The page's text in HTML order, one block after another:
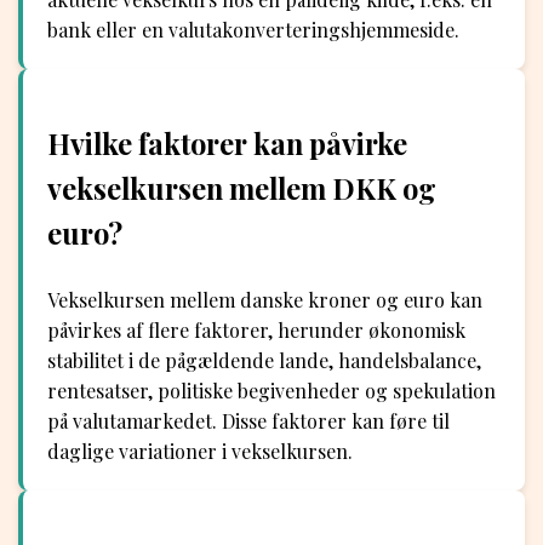
bank eller en valutakonverteringshjemmeside.
Hvilke faktorer kan påvirke
vekselkursen mellem DKK og
euro?
Vekselkursen mellem danske kroner og euro kan
påvirkes af flere faktorer, herunder økonomisk
stabilitet i de pågældende lande, handelsbalance,
rentesatser, politiske begivenheder og spekulation
på valutamarkedet. Disse faktorer kan føre til
daglige variationer i vekselkursen.